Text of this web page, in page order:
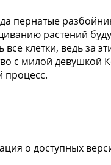
пернатые
растений
клетки, ведь за
с милой
процесс.
о доступных